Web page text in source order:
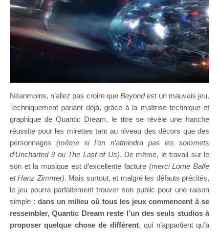
Néanmoins, n’allez pas croire queBeyondest un mauvais jeu.
Techniquement parlant déjà, grâce à la maîtrise technique et
graphique de Quantic Dream, le titre se révèle une franche
réussite pour les mirettes tant au niveau des décors que des
personnages(même si l’on n’atteindra pas les sommets
d’Uncharted 3 ou The Last of Us). De même, le travail sur le
son et la musique est d’excellente facture (merci Lorne Balfe
et Hanz Zimmer). Mais surtout, et malgré les défauts précités,
le jeu pourra parfaitement trouver son public pour une raison
simple : dans un milieu où tous les jeux commencent à se
ressembler, Quantic Dream reste l’un des seuls studios à
proposer quelque chose de différent, qui n’appartient qu’à